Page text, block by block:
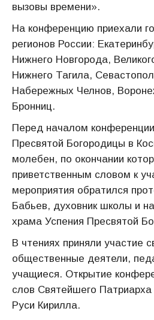
вызовы времени».
На конференцию приехали
регионов России:
Нижнего Новгорода,
Нижнего Тагила,
Набережных Челнов,
Бронниц.
Перед началом
Пресвятой Богородицы в
молебен, по окончании
приветственным словом к
мероприятия обратился
Бабьев, духовник школы и
храма Успения Пресвятой
В чтениях приняли участие
общественные деятели,
учащиеся. Открытие
слов Святейшего Патриарха
Руси Кирилла.